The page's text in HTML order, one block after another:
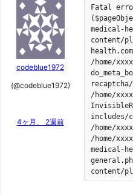
codeblue1972
(@codeblue1972)
4ヶ月、 2週前
Fatal
medical-
content/
/home/
/home/
includes/
/home/
/home/
medical-
content/